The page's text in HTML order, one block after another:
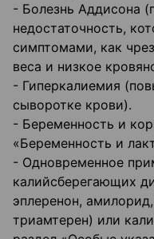
- Болезнь Аддисона
недостаточность,
симптомами, как
веса и низкое
- Гиперкалиемия
сыворотке крови).
- Беременность и
«Беременность и
- Одновременное
калийсберегающих
эплеренон,
триамтерен) или